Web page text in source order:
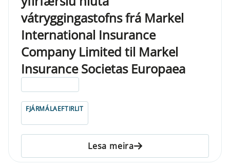
vátryggingastofns frá Markel
International Insurance
Company Limited til Markel
Insurance Societas Europaea
FJÁRMÁLAEFTIRLIT
Lesa meira